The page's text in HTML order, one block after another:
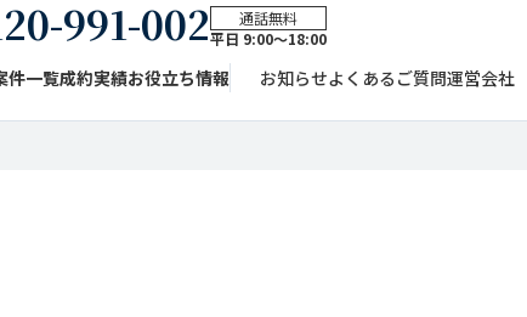
991-002
通話無料
平日 9:00〜18:00
件一覧成約実績お役立ち情報 お知らせよくあるご質問運営会社